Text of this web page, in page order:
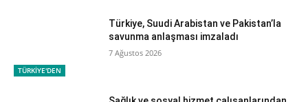
TÜRKİYE'DEN
Türkiye, Suudi Arabistan ve Pakistan’la
savunma anlaşması imzaladı
7 Ağustos 2026